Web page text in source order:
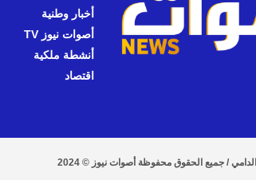
أخبار وطنية
أصوات نيوز TV
أنشطة ملكية
اقتصاد
/ جميع الحقوق محفوظة أصوات نيوز © 2024